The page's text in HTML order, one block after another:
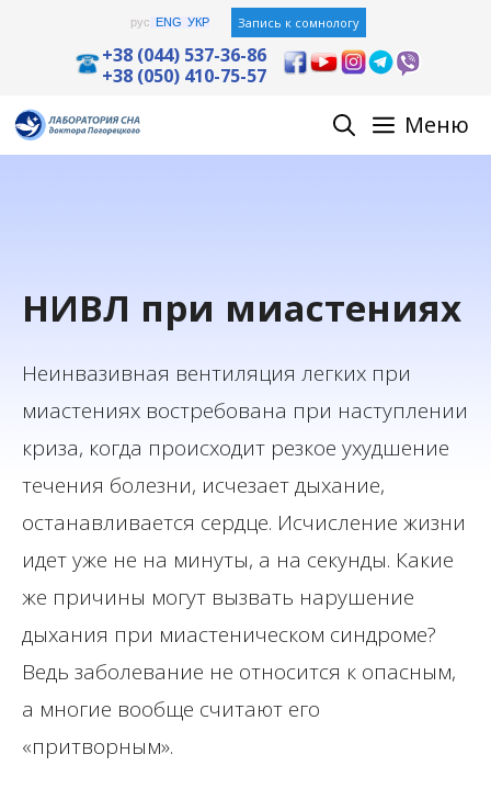
содержимому
рус ENG УКР Запись к сомнологу
+38 (044) 537-36-86
+38 (050) 410-75-57
Меню
НИВЛ при миастениях
Неинвазивная вентиляция легких при
миастениях востребована при наступлении
криза, когда происходит резкое ухудшение
течения болезни, исчезает дыхание,
останавливается сердце. Исчисление жизни
идет уже не на минуты, а на секунды. Какие
же причины могут вызвать нарушение
дыхания при миастеническом синдроме?
Ведь заболевание не относится к опасным,
а многие вообще считают его
«притворным».